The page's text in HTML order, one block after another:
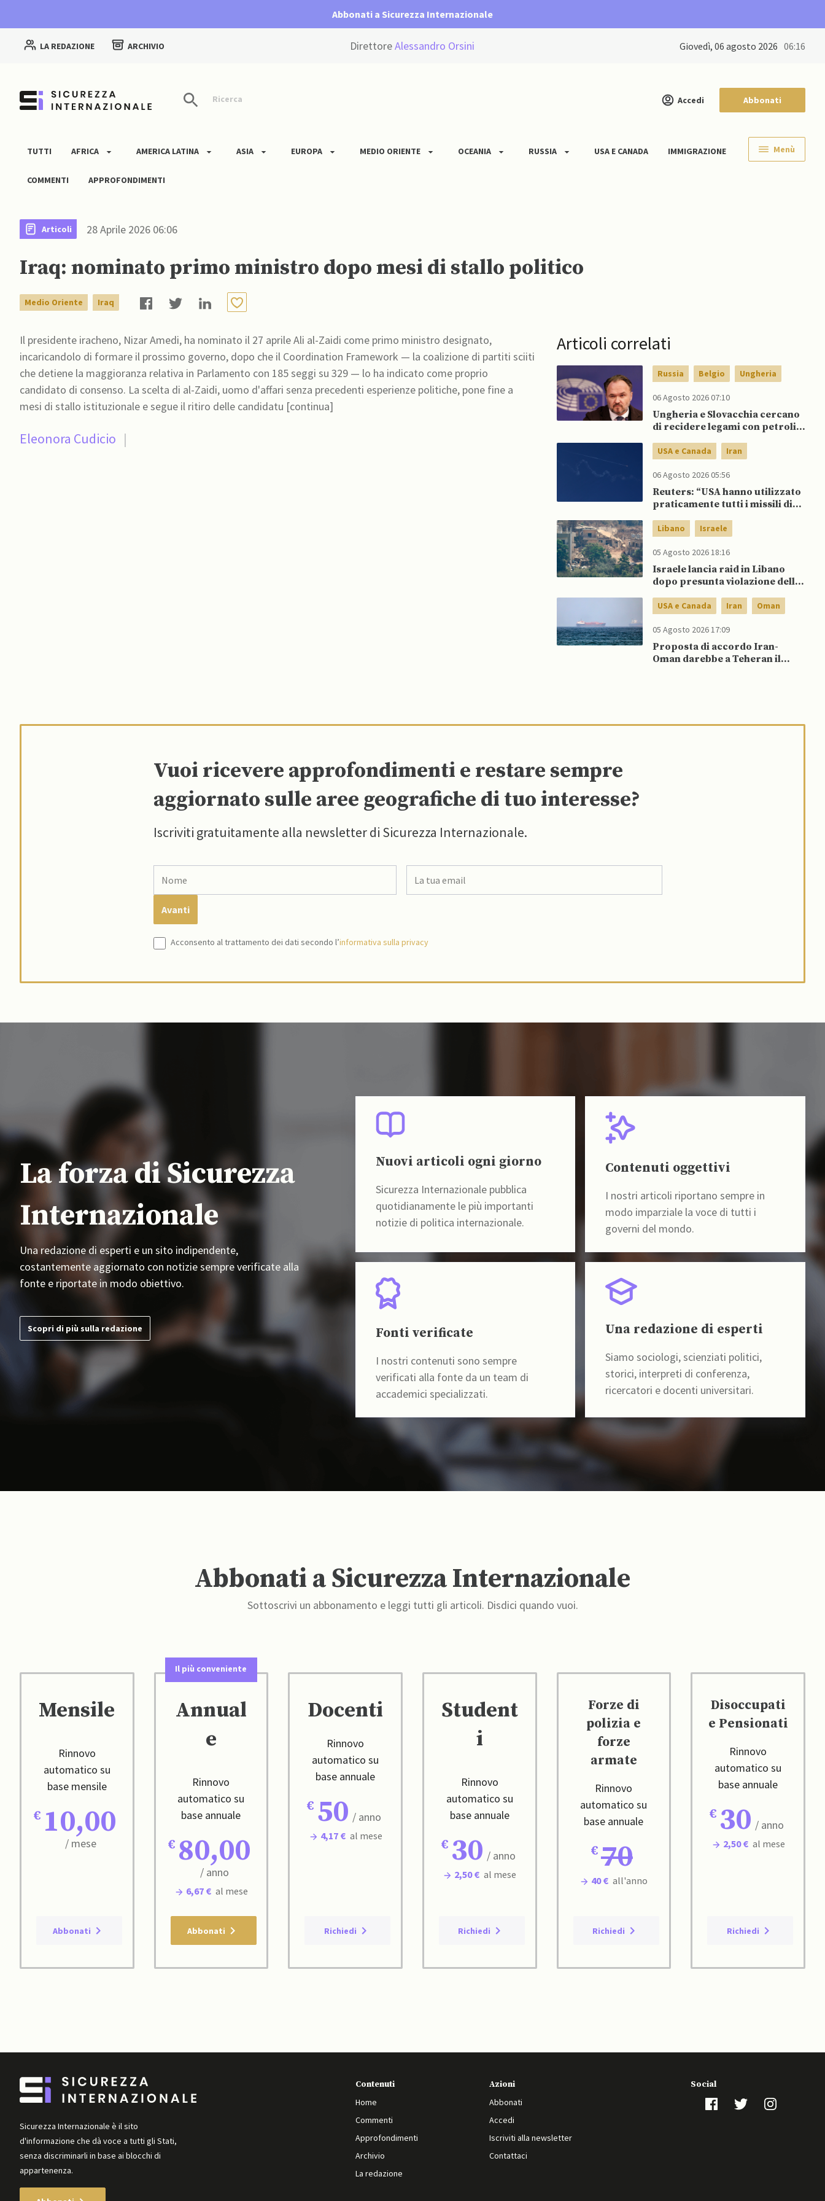
Abbonati a Sicurezza Internazionale
LA REDAZIONE ARCHIVIO DirettoreAlessandro Orsini giovedì, 06 agosto 2026 06:16
Ricerca Accedi Abbonati
TUTTI AFRICA AMERICA LATINA ASIA EUROPA MEDIO ORIENTE OCEANIA RUSSIA USA E CANADA IMMIGRAZIONE
COMMENTI APPROFONDIMENTI
Menù
Articoli 28 Aprile 2026 06:06
Iraq: nominato primo ministro dopo mesi di stallo politico
Medio Oriente Iraq
Il presidente iracheno, Nizar Amedi, ha nominato il 27 aprile Ali al-Zaidi come primo ministro designato,
incaricandolo di formare il prossimo governo, dopo che il Coordination Framework — la coalizione di partiti sciiti
che detiene la maggioranza relativa in Parlamento con 185 seggi su 329 — lo ha indicato come proprio
candidato di consenso. La scelta di al-Zaidi, uomo d'affari senza precedenti esperienze politiche, pone fine a
mesi di stallo istituzionale e segue il ritiro delle candidatu [continua]
Eleonora Cudicio |
Articoli correlati
Russia Belgio Ungheria
06 Agosto 2026 07:10
Ungheria e Slovacchia cercano
di recidere legami con petrolio
dipendenza da GNL russo
USA e Canada Iran
06 Agosto 2026 05:56
Reuters: “USA hanno utilizzato
praticamente tutti i missili di
Libano Israele
05 Agosto 2026 18:16
Israele lancia raid in Libano
dopo presunta violazione della
USA e Canada Iran Oman
05 Agosto 2026 17:09
Proposta di accordo Iran-
Oman darebbe a Teheran il
Vuoi ricevere approfondimenti e restare sempre
aggiornato sulle aree geografiche di tuo interesse?
Iscriviti gratuitamente alla newsletter di Sicurezza Internazionale.
Acconsento al trattamento dei dati secondo l’informativa sulla privacy
La forza di Sicurezza
Internazionale
Una redazione di esperti e un sito indipendente,
costantemente aggiornato con notizie sempre verificate alla
fonte e riportate in modo obiettivo.
Scopri di più sulla redazione
Nuovi articoli ogni giorno
Sicurezza Internazionale pubblica
quotidianamente le più importanti
notizie di politica internazionale.
Contenuti oggettivi
I nostri articoli riportano sempre in
modo imparziale la voce di tutti i
governi del mondo.
Fonti verificate
I nostri contenuti sono sempre
verificati alla fonte da un team di
accademici specializzati.
Una redazione di esperti
Siamo sociologi, scienziati politici,
storici, interpreti di conferenza,
ricercatori e docenti universitari.
Abbonati a Sicurezza Internazionale
Sottoscrivi un abbonamento e leggi tutti gli articoli. Disdici quando vuoi.
Mensile
Rinnovo
automatico su
base mensile
10,00
/ mese
Abbonati
Il più conveniente
Annual
e
Rinnovo
automatico su
base annuale
80,00
/ anno
6,67 € al mese
Abbonati
Docenti
Rinnovo
automatico su
base annuale
50 / anno
4,17 € al mese
Richiedi
Student
i
Rinnovo
automatico su
base annuale
30 / anno
2,50 € al mese
Richiedi
Forze di
polizia e
forze
armate
Rinnovo
automatico su
base annuale
70
40 € all'anno
Richiedi
Disoccupati
e Pensionati
Rinnovo
automatico su
base annuale
30 / anno
2,50 € al mese
Richiedi
Sicurezza Internazionale è il sito
d'informazione che dà voce a tutti gli Stati,
senza discriminarli in base ai blocchi di
appartenenza.
Contenuti
Home
Commenti
Approfondimenti
Archivio
La redazione
Azioni
Abbonati
Accedi
Iscriviti alla newsletter
Contattaci
Social